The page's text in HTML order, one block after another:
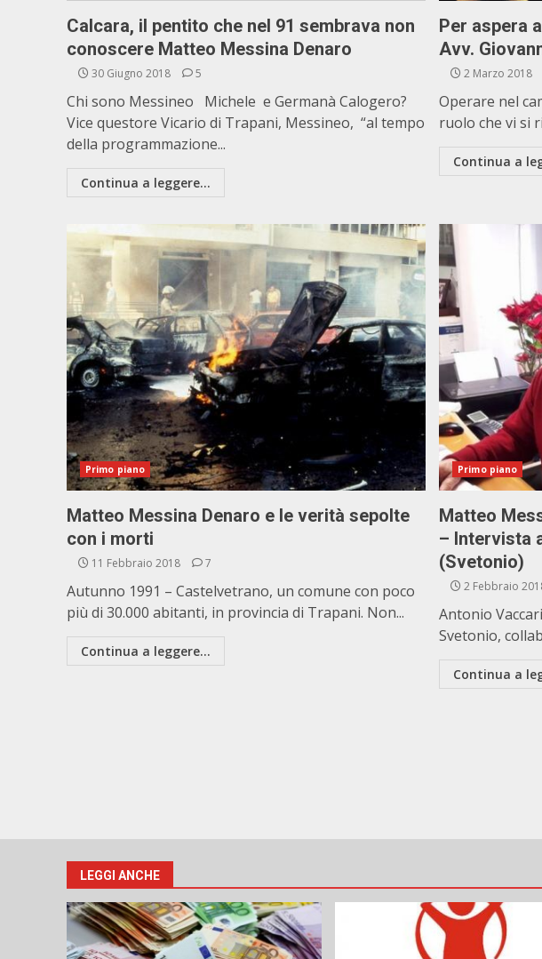
Calcara, il pentito che nel 91 sembrava non
conoscere Matteo Messina Denaro
30 Giugno 2018 5
Chi sono Messineo Michele e Germanà Calogero?
Vice questore Vicario di Trapani, Messineo, “al tempo
della programmazione...
Continua a leggere...
Per aspera
Avv.
2 Marzo 2018
Operare nel
ruolo che vi si
Continua a
Primo piano
Matteo Messina Denaro e le verità sepolte
con i morti
11 Febbraio 2018 7
Autunno 1991 – Castelvetrano, un comune con poco
più di 30.000 abitanti, in provincia di Trapani. Non...
Continua a leggere...
Primo piano
Matteo
– Intervista
(Svetonio)
2 Febbraio
Antonio
Svetonio,
Continua a
LEGGI ANCHE